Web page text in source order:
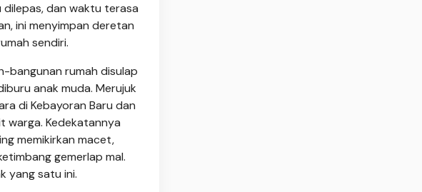
dan waktu terasa
ini menyimpan deretan
sendiri.
bangunan rumah disulap
anak muda. Merujuk
di Kebayoran Baru dan
warga. Kedekatannya
memikirkan macet,
gemerlap mal.
yang satu ini.